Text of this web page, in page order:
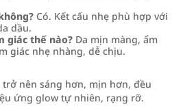
Có. Kết cấu nhẹ phù hợp với
dầu.
giác thế nào? Da mịn màng, ẩm
giác nhẹ nhàng, dễ chịu.
nên sáng hơn, mịn hơn, đều
ứng glow tự nhiên, rạng rỡ.